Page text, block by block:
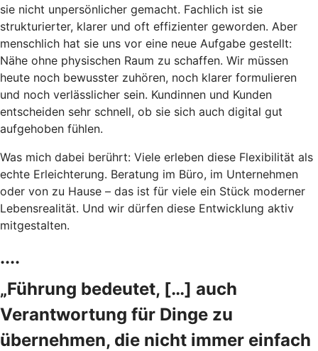
sie nicht unpersönlicher gemacht. Fachlich ist sie
strukturierter, klarer und oft effizienter geworden. Aber
menschlich hat sie uns vor eine neue Aufgabe gestellt:
Nähe ohne physischen Raum zu schaffen. Wir müssen
heute noch bewusster zuhören, noch klarer formulieren
und noch verlässlicher sein. Kundinnen und Kunden
entscheiden sehr schnell, ob sie sich auch digital gut
aufgehoben fühlen.
Was mich dabei berührt: Viele erleben diese Flexibilität als
echte Erleichterung. Beratung im Büro, im Unternehmen
oder von zu Hause – das ist für viele ein Stück moderner
Lebensrealität. Und wir dürfen diese Entwicklung aktiv
mitgestalten.
....
„Führung bedeutet, […] auch
Verantwortung für Dinge zu
übernehmen, die nicht immer einfach